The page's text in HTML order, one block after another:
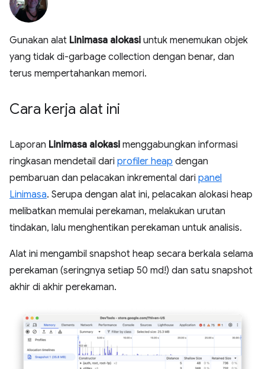
Gunakan alat Linimasa alokasi untuk menemukan objek
yang tidak di-garbage collection dengan benar, dan
terus mempertahankan memori.
Cara kerja alat ini
Laporan Linimasa alokasi menggabungkan informasi
ringkasan mendetail dari profiler heap dengan
pembaruan dan pelacakan inkremental dari panel
Linimasa. Serupa dengan alat ini, pelacakan alokasi heap
melibatkan memulai perekaman, melakukan urutan
tindakan, lalu menghentikan perekaman untuk analisis.
Alat ini mengambil snapshot heap secara berkala selama
perekaman (seringnya setiap 50 md!) dan satu snapshot
akhir di akhir perekaman.